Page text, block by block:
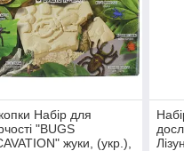
Набір для
"BUGS
жуки, (укр.),